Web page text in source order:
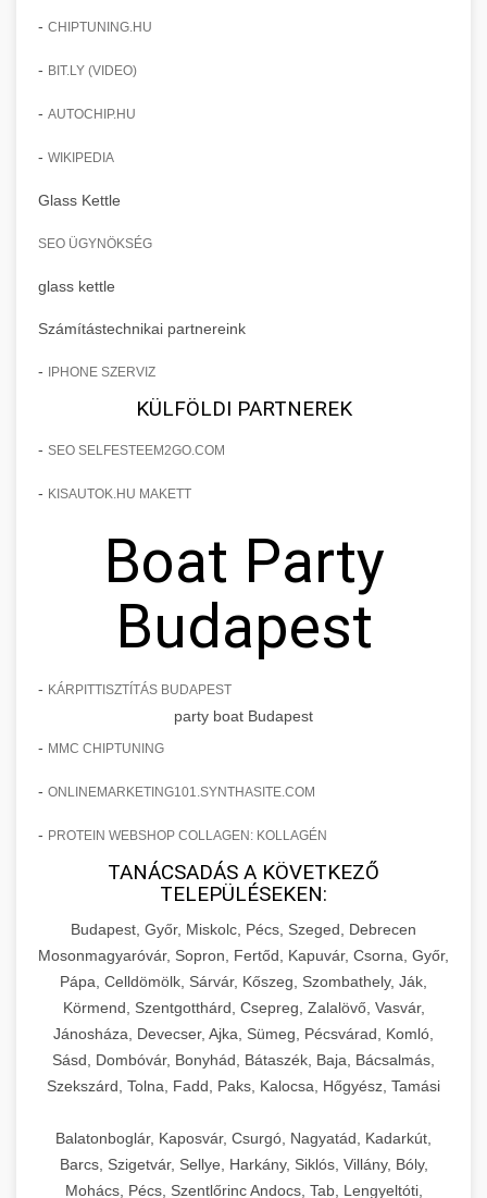
- CHIPTUNING.HU
- BIT.LY (VIDEO)
- AUTOCHIP.HU
- WIKIPEDIA
Glass Kettle
SEO ÜGYNÖKSÉG
glass kettle
Számítástechnikai partnereink
- IPHONE SZERVIZ
KÜLFÖLDI PARTNEREK
- SEO SELFESTEEM2GO.COM
- KISAUTOK.HU MAKETT
Boat Party
Budapest
- KÁRPITTISZTÍTÁS BUDAPEST
party boat Budapest
- MMC CHIPTUNING
- ONLINEMARKETING101.SYNTHASITE.COM
- PROTEIN WEBSHOP COLLAGEN: KOLLAGÉN
TANÁCSADÁS A KÖVETKEZŐ
TELEPÜLÉSEKEN:
Budapest, Győr, Miskolc, Pécs, Szeged, Debrecen
Mosonmagyaróvár, Sopron, Fertőd, Kapuvár, Csorna, Győr,
Pápa, Celldömölk, Sárvár, Kőszeg, Szombathely, Ják,
Körmend, Szentgotthárd, Csepreg, Zalalövő, Vasvár,
Jánosháza, Devecser, Ajka, Sümeg, Pécsvárad, Komló,
Sásd, Dombóvár, Bonyhád, Bátaszék, Baja, Bácsalmás,
Szekszárd, Tolna, Fadd, Paks, Kalocsa, Hőgyész, Tamási
Balatonboglár, Kaposvár, Csurgó, Nagyatád, Kadarkút,
Barcs, Szigetvár, Sellye, Harkány, Siklós, Villány, Bóly,
Mohács, Pécs, Szentlőrinc Andocs, Tab, Lengyeltóti,